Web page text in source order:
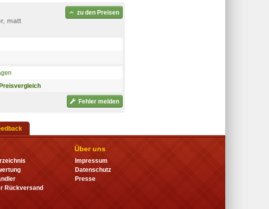
matt
zu den Preisen
Fehler melden
Rückversand
Über uns
Impressum
Datenschutz
Presse